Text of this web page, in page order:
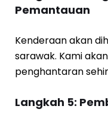
Pemantauan
Kenderaan akan
sarawak. Kami
penghantaran
Langkah 5: